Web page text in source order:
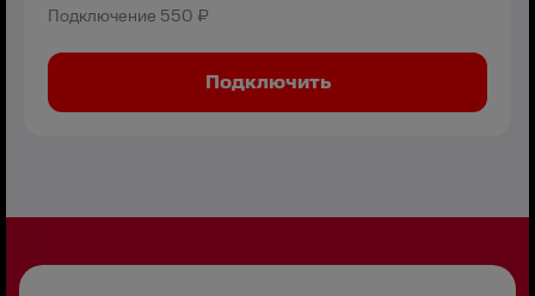
Подключение 550 ₽
Подключить